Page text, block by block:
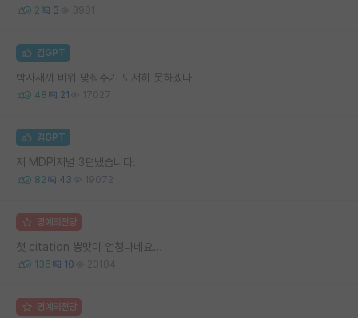
2 3 3981
김GPT
박사새끼 비위 맞춰주기 도저히 못하겠다
48 21 17027
김GPT
저 MDPI저널 3편냈습니다.
82 43 19072
명예의전당
첫 citation 뽕맛이 엄청나네요...
136 10 23184
명예의전당